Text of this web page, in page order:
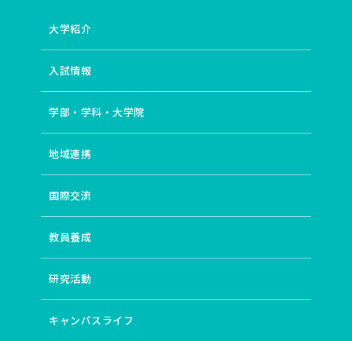
大学紹介
入試情報
学部・学科・大学院
地域連携
国際交流
教員養成
研究活動
キャンパスライフ